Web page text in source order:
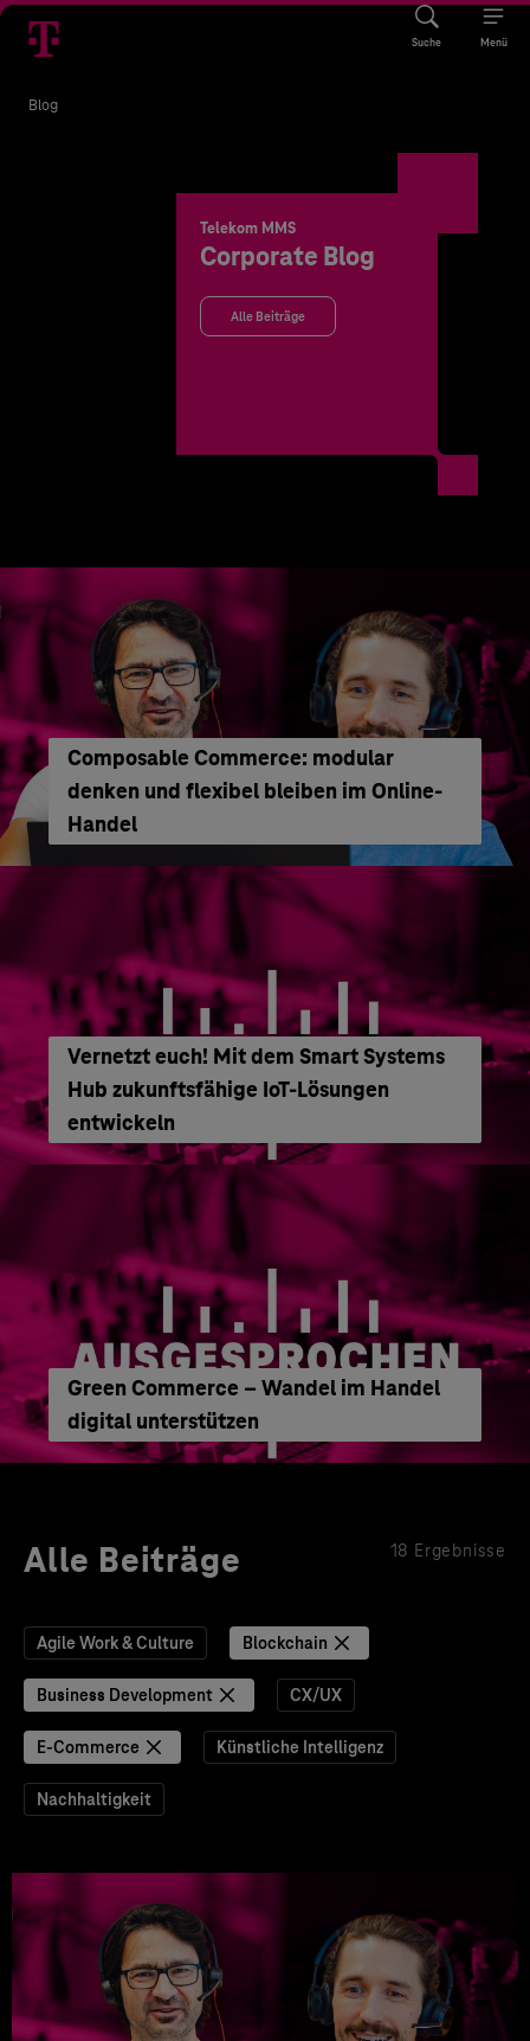
Suche Menü
Blog
Telekom MMS
Corporate Blog
Alle Beiträge
Composable Commerce: modular
denken und flexibel bleiben im Online-
Handel
Vernetzt euch! Mit dem Smart Systems
Hub zukunftsfähige IoT-Lösungen
entwickeln
Green Commerce – Wandel im Handel
digital unterstützen
Alle Beiträge 18 Ergebnisse
Agile Work & Culture Blockchain
Business Development CX/UX
E-Commerce Künstliche Intelligenz
Nachhaltigkeit